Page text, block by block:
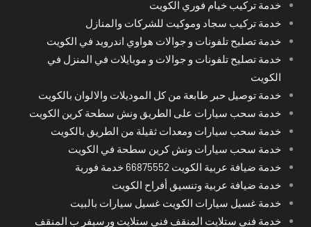
خدمة تركيب خيام فوري الكويت
خدمة تركيب سجاد وموكيت للشركات والمنازل
خدمة تصليح تلفونات و جوالات هواوي اندرويد في الكويت
خدمة تصليح تلفونات و جوالات و موبايلات في المنزل في
الكويت
خدمة توصيل حبر طابعة من كل الموديلات والالوان بالكويت
خدمة سحب سيارات على الطريق ونش سطحة كرين الكويت
خدمة سحب سيارات ومعدات ثقيلة من الطريق بالكويت
خدمة سحب سيارات ونش كرين سطحة في الكويت
خدمة ضيافة عربية الكويت 66875552 خدمة فورية
خدمة ضيافة عربية وتنسيق أفراح الكويت
خدمة غسيل سيارات الكويت غسيل سيارات بالبيت
خدمة فني ستلايت المنقف فني ستلايت ورسيفر ب المنقف